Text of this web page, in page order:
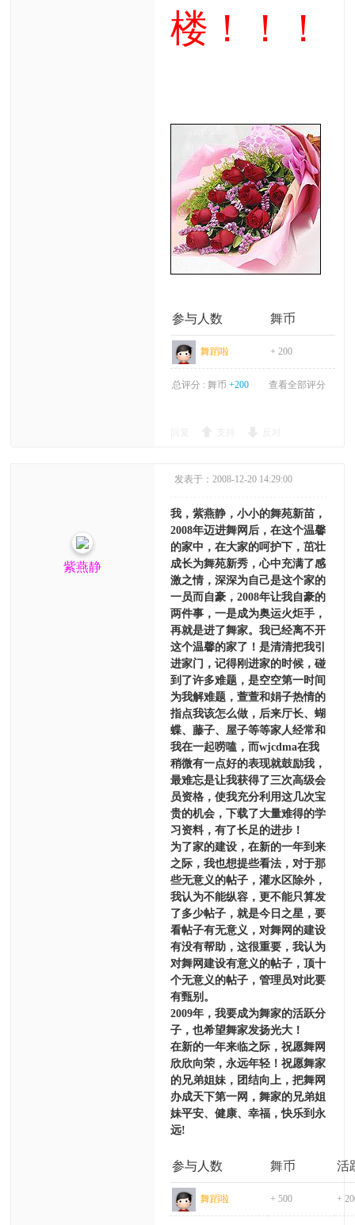
楼！！！
参与人数 舞币
舞蹈啦 + 200
查看全部评分
总评分 :舞币+200
紫燕静
发表于：2008-12-20 14:29:00
我，紫燕静，小小的舞苑新苗，
2008年迈进舞网后，在这个温馨
的家中，在大家的呵护下，茁壮
成长为舞苑新秀，心中充满了感
激之情，深深为自己是这个家的
一员而自豪，2008年让我自豪的
两件事，一是成为奥运火炬手，
再就是进了舞家。我已经离不开
这个温馨的家了！是清清把我引
进家门，记得刚进家的时候，碰
到了许多难题，是空空第一时间
为我解难题，萱萱和娟子热情的
指点我该怎么做，后来厅长、蝴
蝶、藤子、屋子等等家人经常和
我在一起唠嗑，而wjcdma在我
稍微有一点好的表现就鼓励我，
最难忘是让我获得了三次高级会
员资格，使我充分利用这几次宝
贵的机会，下载了大量难得的学
习资料，有了长足的进步！
为了家的建设，在新的一年到来
之际，我也想提些看法，对于那
些无意义的帖子，灌水区除外，
我认为不能纵容，更不能只算发
了多少帖子，就是今日之星，要
看帖子有无意义，对舞网的建设
有没有帮助，这很重要，我认为
对舞网建设有意义的帖子，顶十
个无意义的帖子，管理员对此要
有甄别。
2009年，我要成为舞家的活跃分
子，也希望舞家发扬光大！
在新的一年来临之际，祝愿舞网
欣欣向荣，永远年轻！祝愿舞家
的兄弟姐妹，团结向上，把舞网
办成天下第一网，舞家的兄弟姐
妹平安、健康、幸福，快乐到永
远!
参与人数 舞币 活
舞蹈啦 + 500 +